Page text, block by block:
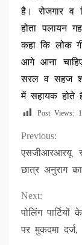
है। रोजगार व
होता पलायन
कहा कि लोक
आगे आना
सरल व सहज
में सहायक होते
Post Views:
Previous:
एसजीआरआरयू
छात्र अनुराग
Next:
पोलिंग
पर मुकदमा दर्ज,